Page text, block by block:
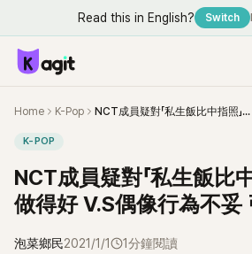
Read this in English? Switch
Home K-Pop NCT成員疑對「私生飯比中指照」流出...做得好 V.S偶像行為不妥 引兩派論戰！
K-POP
NCT成員疑對「私生飯比
做得好 V.S偶像行為不妥
泡菜鄉民2021/1/1 1分鐘閱讀